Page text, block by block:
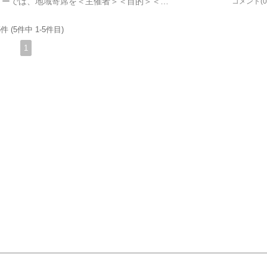
(5件中 1-5件目)
1